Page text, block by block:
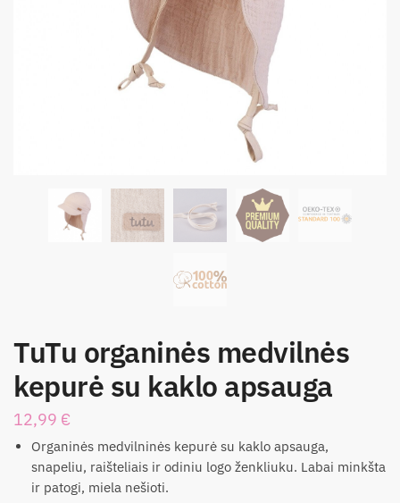
TuTu organinės medvilnės
kepurė su kaklo apsauga
12,99 €
Organinės medvilninės kepurė su kaklo apsauga,
snapeliu, raišteliais ir odiniu logo ženkliuku. Labai minkšta
ir patogi, miela nešioti.